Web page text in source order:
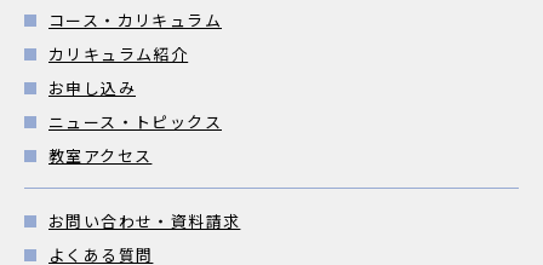
コース・カリキュラム
カリキュラム紹介
お申し込み
ニュース・トピックス
教室アクセス
お問い合わせ・資料請求
よくある質問